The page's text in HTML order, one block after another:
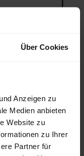
Über Cookies
Anzeigen zu
Medien anbieten
Website zu
zu Ihrer
Partner für
Mai
2026